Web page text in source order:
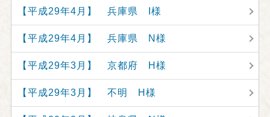
【平成29年4月】 兵庫県 I様
【平成29年4月】 兵庫県 N様
【平成29年3月】 京都府 H様
【平成29年3月】 不明 H様